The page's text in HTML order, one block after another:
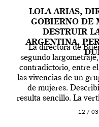
LOLA ARIAS,
GOBIERNO DE
DESTRUIR
ARGENTINA,
La directora de
segundo
contradictorio, entre
las vivencias de un
de mujeres.
resulta sencillo. La
12 /